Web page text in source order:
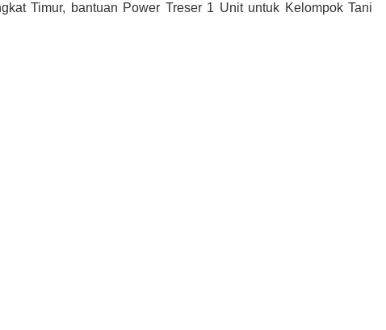
Timur, bantuan Power Treser 1 Unit untuk Kelompok Tani